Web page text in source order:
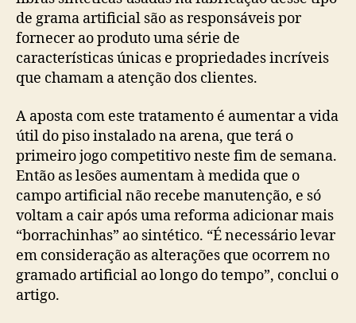
de grama artificial são as responsáveis por
fornecer ao produto uma série de
características únicas e propriedades incríveis
que chamam a atenção dos clientes.
A aposta com este tratamento é aumentar a vida
útil do piso instalado na arena, que terá o
primeiro jogo competitivo neste fim de semana.
Então as lesões aumentam à medida que o
campo artificial não recebe manutenção, e só
voltam a cair após uma reforma adicionar mais
“borrachinhas” ao sintético. “É necessário levar
em consideração as alterações que ocorrem no
gramado artificial ao longo do tempo”, conclui o
artigo.